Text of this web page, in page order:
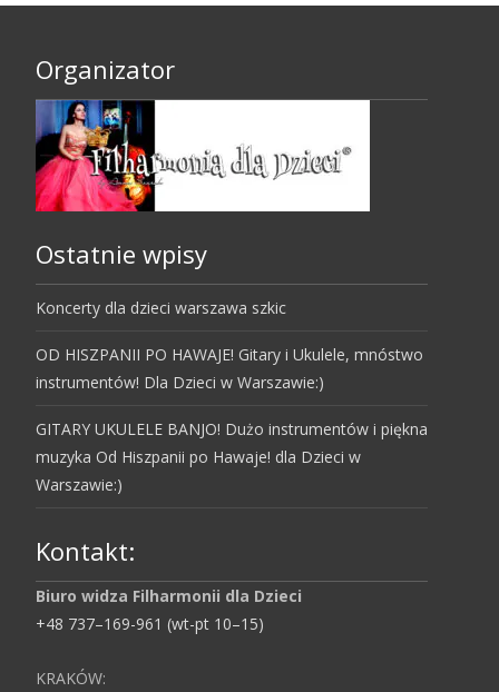
Organizator
Ostatnie wpisy
Koncerty dla dzieci warszawa szkic
OD HISZPANII PO HAWAJE! Gitary i Ukulele, mnóstwo
instrumentów! Dla Dzieci w Warszawie:)
GITARY UKULELE BANJO! Dużo instrumentów i piękna
muzyka Od Hiszpanii po Hawaje! dla Dzieci w
Warszawie:)
Kontakt:
Biuro widza Filharmonii dla Dzieci
+48 737–169-961 (wt-pt 10–15)
KRAKÓW: